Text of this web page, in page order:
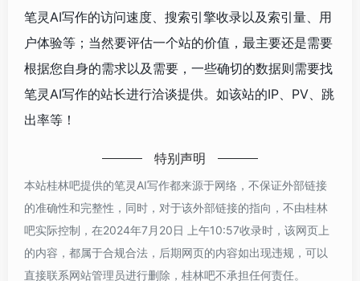
笔灵AI写作的访问速度、搜索引擎收录以及索引量、用
户体验等；当然要评估一个站的价值，最主要还是需要
根据您自身的需求以及需要，一些确切的数据则需要找
笔灵AI写作的站长进行洽谈提供。如该站的IP、PV、跳
出率等！
特别声明
本站桂林吧提供的笔灵AI写作都来源于网络，不保证外部链接
的准确性和完整性，同时，对于该外部链接的指向，不由桂林
吧实际控制，在2024年7月20日 上午10:57收录时，该网页上
的内容，都属于合规合法，后期网页的内容如出现违规，可以
直接联系网站管理员进行删除，桂林吧不承担任何责任。